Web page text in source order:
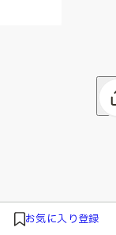
お気に入り登録